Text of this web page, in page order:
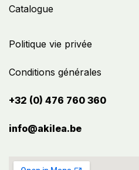
Politique vie privée
Conditions générales
+32 (0) 476 760 360
info@akilea.be​
Catalogue